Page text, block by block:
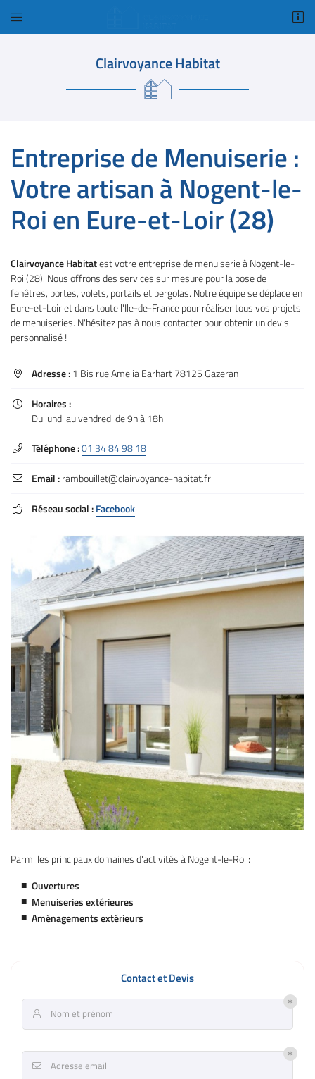
 
 Adresse email de réception
Rafraîchir le captcha
En cochant cette case, vous consentez à recevoir nos propositions commerciales à
l'adresse email indiqué ci-dessus. Vous pouvez vous désinscrire à tout moment en
utilisant
le formulaire de désinscription
Clairvoyance Habitat
Entreprise de Menuiserie :
Votre artisan à Nogent-le-
Roi en Eure-et-Loir (28)
Clairvoyance Habitatest votre entreprise de menuiserie à Nogent-le-
Roi (28). Nous offrons des services sur mesure pour la pose de
fenêtres, portes, volets, portails et pergolas. Notre équipe se déplace en
Eure-et-Loir et dans toute l'Ile-de-France pour réaliser tous vos projets
de menuiseries. N'hésitez pas à nous contacter pour obtenir un devis
personnalisé !
 Adresse :1 Bis rue Amelia Earhart 78125 Gazeran

Horaires :
Du lundi au vendredi de 9h à 18h
 Téléphone :01 34 84 98 18
 Email :rambouillet@clairvoyance-habitat.fr
 Réseau social :Facebook
Parmi les principaux domaines d'activités à Nogent-le-Roi :
Ouvertures
Menuiseries extérieures
Aménagements extérieurs
Contact et Devis
 Nom et prénom
 Adresse email